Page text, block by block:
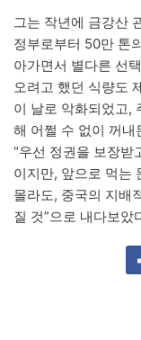
그는 작년에 금강산
정부로부터 50만 톤
아가면서 별다른 선
오려고 했던 식량도
이 날로 악화되었고,
해 어쩔 수 없이 꺼내
“우선 정권을 보장받
이지만, 앞으로 먹는
몰라도, 중국의 지배
질 것”으로 내다보았